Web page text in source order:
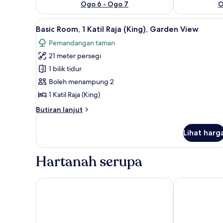
Ogo 6 - Ogo 7
Lihat
semua
foto
untuk
Basic
Room,
1
Raja
View
Basic Room, 1 Katil Raja
1
Basic Room, 1 Katil Raja (King), Garden View
Pemandangan taman
21 meter persegi
1 bilik tidur
Boleh menampung 2
1 Katil Raja (King)
Butiran lanjut
Butiran
Room,
Katil
(King),
Lihat
Hartanah serupa
Aeden Villa, Roomstay & Homestay Sayong Resort